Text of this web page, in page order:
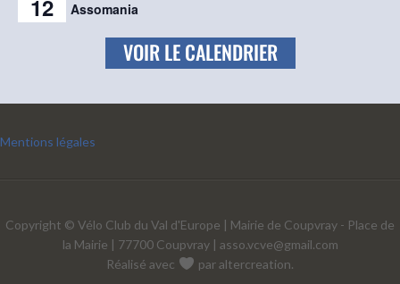
12 Assomania
VOIR LE CALENDRIER
Mentions légales
Copyright © Vélo Club du Val d'Europe | Mairie de Coupvray - Place de
la Mairie | 77700 Coupvray | asso.vcve@gmail.com
Réalisé avec
paraltercreation.